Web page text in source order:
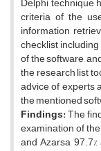
criteria of the
information
checklist
of the software,
the research list
advice of experts
the mentioned
Findings:The
examination of
and Azarsa